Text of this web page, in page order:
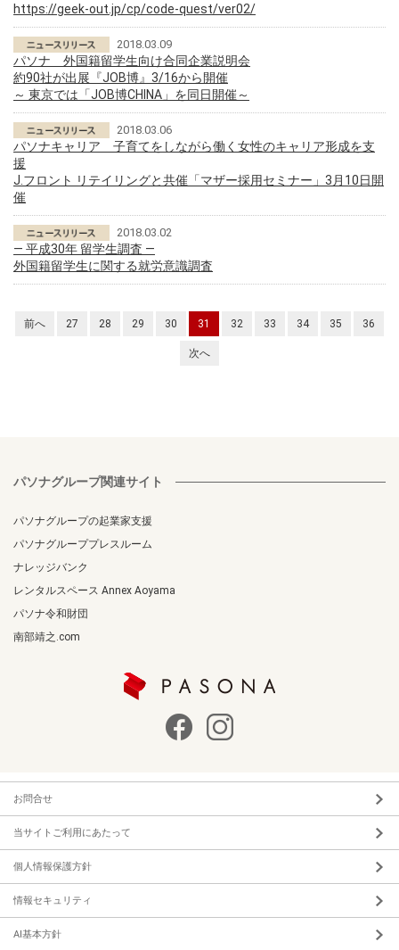
https://geek-out.jp/cp/code-quest/ver02/
2018.03.09
パソナ 外国籍留学生向け合同企業説明会
約90社が出展『JOB博』3/16から開催
～ 東京では「JOB博CHINA」を同日開催～
2018.03.06
パソナキャリア 子育てをしながら働く女性のキャリア形成を支
援
J.フロント リテイリングと共催「マザー採用セミナー」3月10日開
催
2018.03.02
― 平成30年 留学生調査 ―
外国籍留学生に関する就労意識調査
前へ 27 28 29 30 31 32 33 34 35 36
次へ
パソナグループ関連サイト
パソナグループの起業家支援
パソナグループプレスルーム
ナレッジバンク
レンタルスペース Annex Aoyama
パソナ令和財団
南部靖之.com
お問合せ
当サイトご利用にあたって
個人情報保護方針
情報セキュリティ
AI基本方針